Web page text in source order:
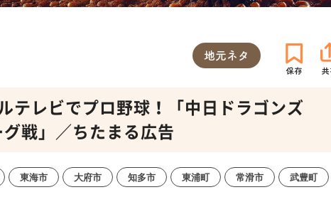
地元ネタ
テレビでプロ野球！「中日ドラゴンズ
戦」／ちたまる広告
東海市 大府市 知多市 東浦町 常滑市
武豊町